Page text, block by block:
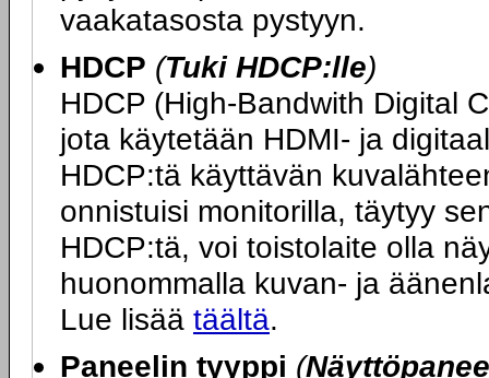
vaakatasosta pystyyn.
HDCP (Tuki HDCP:lle)
HDCP (High-Bandwith Digital
jota käytetään HDMI- ja
HDCP:tä käyttävän
onnistuisi monitorilla, täytyy
HDCP:tä, voi toistolaite olla
huonommalla kuvan- ja
Lue lisää täältä.
Paneelin tyyppi (